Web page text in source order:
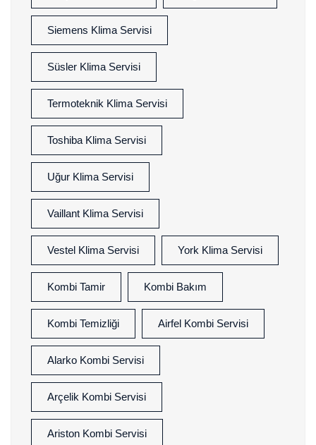
Siemens Klima Servisi
Süsler Klima Servisi
Termoteknik Klima Servisi
Toshiba Klima Servisi
Uğur Klima Servisi
Vaillant Klima Servisi
Vestel Klima Servisi York Klima Servisi
Kombi Tamir Kombi Bakım
Kombi Temizliği Airfel Kombi Servisi
Alarko Kombi Servisi
Arçelik Kombi Servisi
Ariston Kombi Servisi